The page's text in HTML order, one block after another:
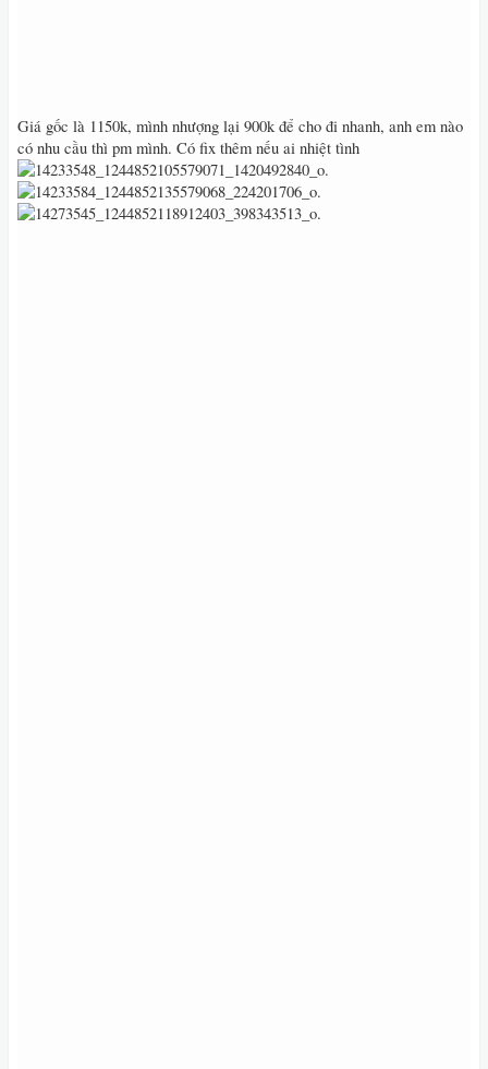
Giá gốc là 1150k, mình nhượng lại 900k để cho đi nhanh, anh em nào
có nhu cầu thì pm mình. Có fix thêm nếu ai nhiệt tình